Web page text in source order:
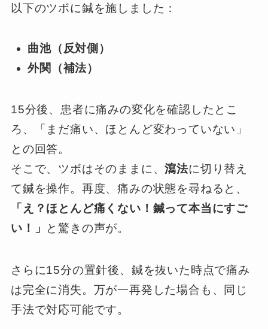
以下のツボに鍼を施しました：
曲池（反対側）
外関（補法）
15分後、患者に痛みの変化を確認したとこ
ろ、「まだ痛い、ほとんど変わっていない」
との回答。
そこで、ツボはそのままに、瀉法に切り替え
て鍼を操作。再度、痛みの状態を尋ねると、
「え？ほとんど痛くない！鍼って本当にすご
い！」
と驚きの声が。
さらに15分の置針後、鍼を抜いた時点で痛み
は完全に消失。万が一再発した場合も、同じ
手法で対応可能です。